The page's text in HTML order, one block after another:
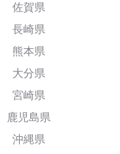
佐賀県
長崎県
熊本県
大分県
宮崎県
鹿児島県
沖縄県